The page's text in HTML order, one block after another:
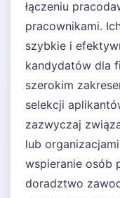
łączeniu
pracownikami.
szybkie i
kandydatów dla
szerokim
selekcji
zazwyczaj
lub
wspieranie osób
doradztwo